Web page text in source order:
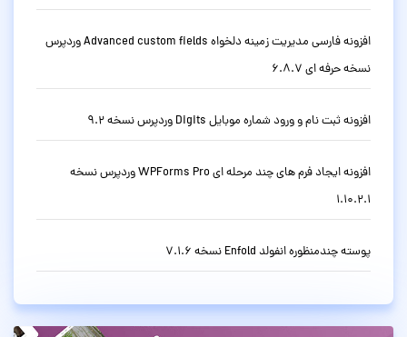
افزونه فارسی مدیریت زمینه دلخواه Advanced custom fields وردپرس
نسخه حرفه ای 6.8.7
افزونه ثبت نام و ورود شماره موبایل Digits وردپرس نسخه 9.2
افزونه ایجاد فرم های چند مرحله ای WPForms Pro وردپرس نسخه
1.10.2.1
پوسته چندمنظوره انفولد Enfold نسخه 7.1.6